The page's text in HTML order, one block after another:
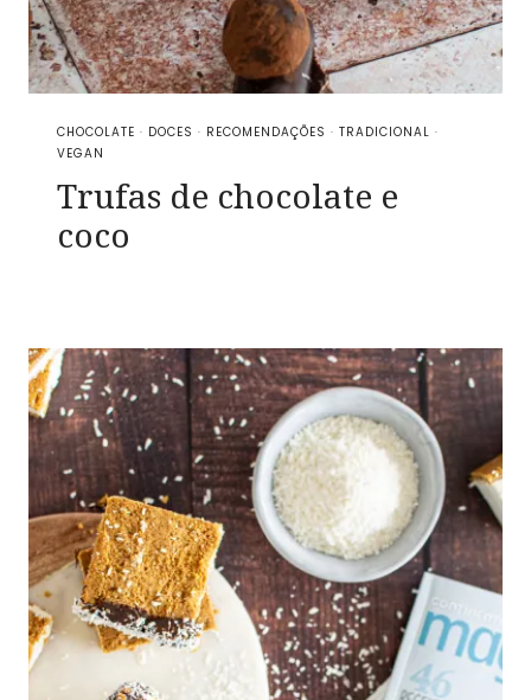
CHOCOLATE · DOCES · RECOMENDAÇÕES · TRADICIONAL ·
VEGAN
Trufas de chocolate e
coco